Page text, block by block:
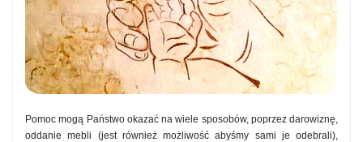
Pomoc mogą Państwo okazać na wiele sposobów, poprzez darowiznę,
oddanie mebli (jest również możliwość abyśmy sami je odebrali),